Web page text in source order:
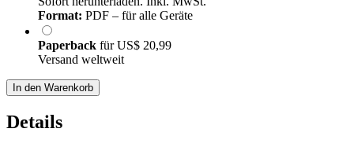
Format: PDF – für alle Geräte
Paperback fürUS$ 20,99
Versand weltweit
In den Warenkorb
Details